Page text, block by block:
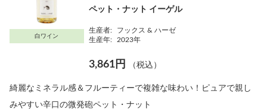
白ワイン
ペット・ナット イーゲル
生産者:
フックス & ハーゼ
生産年:
2023年
3,861円 （税込）
綺麗なミネラル感＆フルーティーで複雑な味わい！ピュアで親し
みやすい辛口の微発砲ペット・ナット